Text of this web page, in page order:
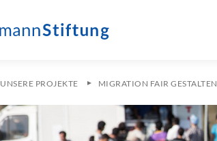
UNSERE PROJEKTE MIGRATION FAIR GESTALTEN